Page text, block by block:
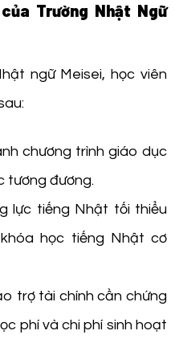
Trường Nhật Ngữ
ngữ Meisei, học viên
chương trình giáo dục
tương đương.
lực tiếng Nhật tối thiểu
học tiếng Nhật cơ
trợ tài chính cần chứng
phí và chi phí sinh hoạt